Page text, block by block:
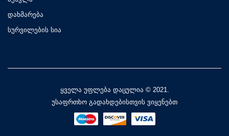
დახმარება
სურვილების სია
ყველა უფლება დაცულია © 2021.
უსაფრთხო გადახდებისთვის ვიყენებთ